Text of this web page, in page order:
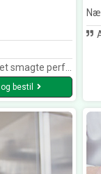
rigeligt. Tak for god mad
bestil